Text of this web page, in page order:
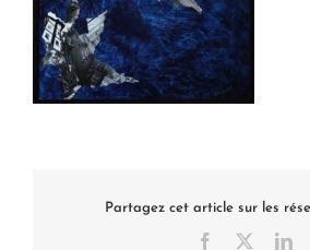
Partagez cet article sur les
Facebook